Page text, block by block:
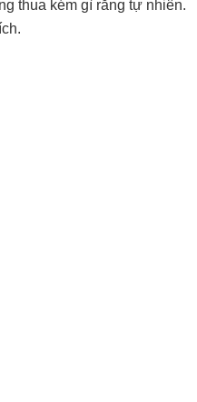
thua kém gì răng tự nhiên.